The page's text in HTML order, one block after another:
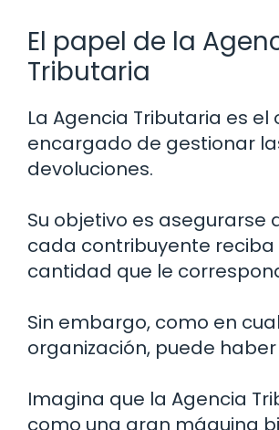
El papel de la
Tributaria
La Agencia Tributaria es
encargado de gestionar
devoluciones.
Su objetivo es asegurarse
cada contribuyente reciba
cantidad que le
Sin embargo, como en
organización, puede
Imagina que la Agencia
como una gran máquina